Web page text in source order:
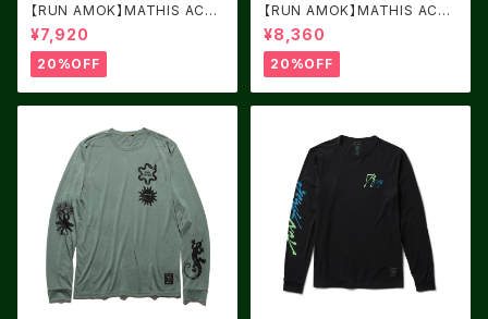
【RUN AMOK】MATHIS ACTI
VE LS ONYX
¥7,920
20%OFF
【RUN AMOK】MATHIS ACTI
VE LS IVORY
¥8,360
20%OFF